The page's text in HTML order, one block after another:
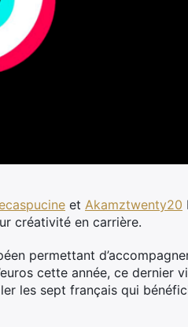
et Akamztwenty20
créativité en carrière.
permettant
cette année, ce dernier
les sept français qui